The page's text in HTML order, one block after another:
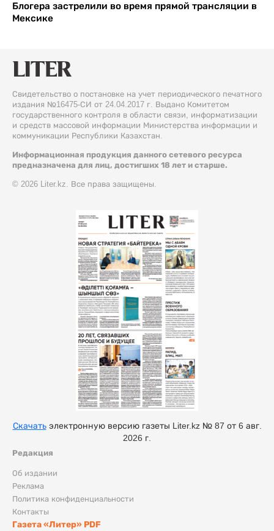
Блогера застрелили во время прямой трансляции в
Мексике
Свидетельство о постановке на учет периодического печатного
издания №16475-СИ от 24.04.2017 г. Выдано Комитетом
государственного контроля в области связи, информатизации
и средств массовой информации Министерства информации и
коммуникации Республики Казахстан.
Информационная продукция данного сетевого ресурса
предназначена для лиц, достигших 18 лет и старше.
© 2026 Liter.kz. Все права защищены.
Редакция
Об издании
Реклама
Политика конфиденциальности
Контакты
Газета «Литер» PDF
Скачатьэлектронную версию газеты Liter.kz № 87 от 6 авг.
2026 г.